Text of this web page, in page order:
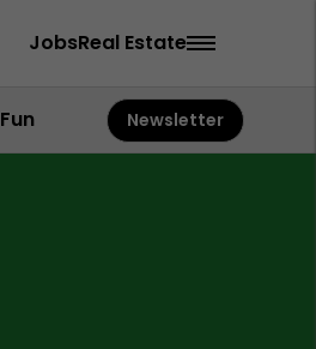
JobsReal Estate
Fun Newsletter